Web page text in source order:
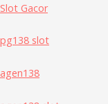
Slot Gacor
pg138 slot
agen138